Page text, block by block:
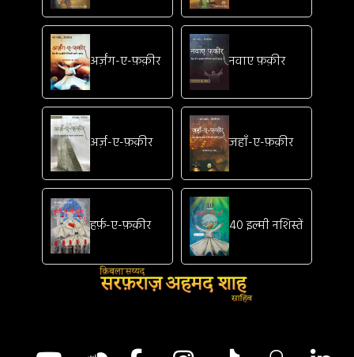
अर्ज़ंग-ए-फ़क़ीर नवाए फ़क़ीर
अर्ज़-ए-फ़क़ीर जहाँ-ए-फ़क़ीर
हर्फ़-ए-फ़क़ीर 40 इल्मी नशिस्तें